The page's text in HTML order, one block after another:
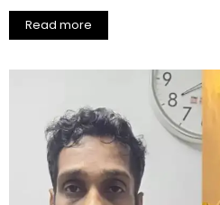
Read more